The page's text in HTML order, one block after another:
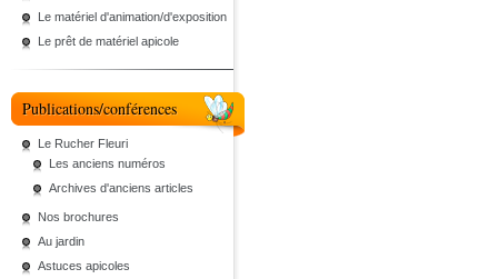
Le matériel d'animation/d'exposition
Le prêt de matériel apicole
Publications/conférences
Le Rucher Fleuri
Les anciens numéros
Archives d'anciens articles
Nos brochures
Au jardin
Astuces apicoles